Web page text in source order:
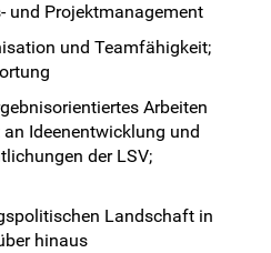
und Projektmanagement
und Teamfähigkeit;
Arbeiten
Ideenentwicklung und
der LSV;
Landschaft in
hinaus